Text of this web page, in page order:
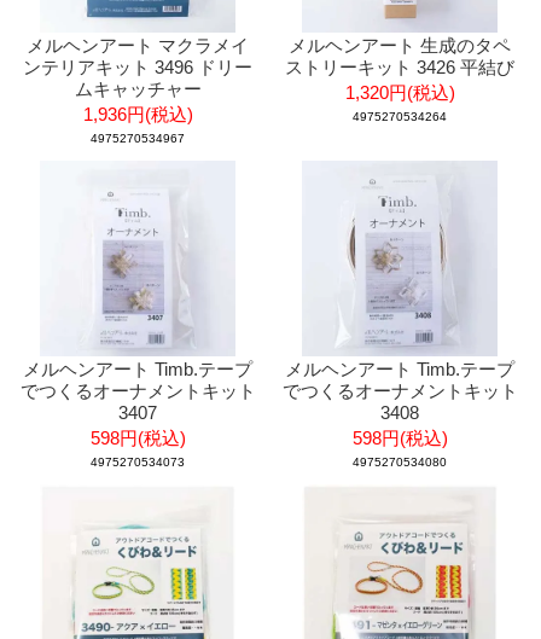
メルヘンアート マクラメイ
ンテリアキット 3496 ドリー
ムキャッチャー
1,936円(税込)
4975270534967
メルヘンアート 生成のタペ
ストリーキット 3426 平結び
1,320円(税込)
4975270534264
メルヘンアート Timb.テープ
でつくるオーナメントキット
3407
598円(税込)
4975270534073
メルヘンアート Timb.テープ
でつくるオーナメントキット
3408
598円(税込)
4975270534080